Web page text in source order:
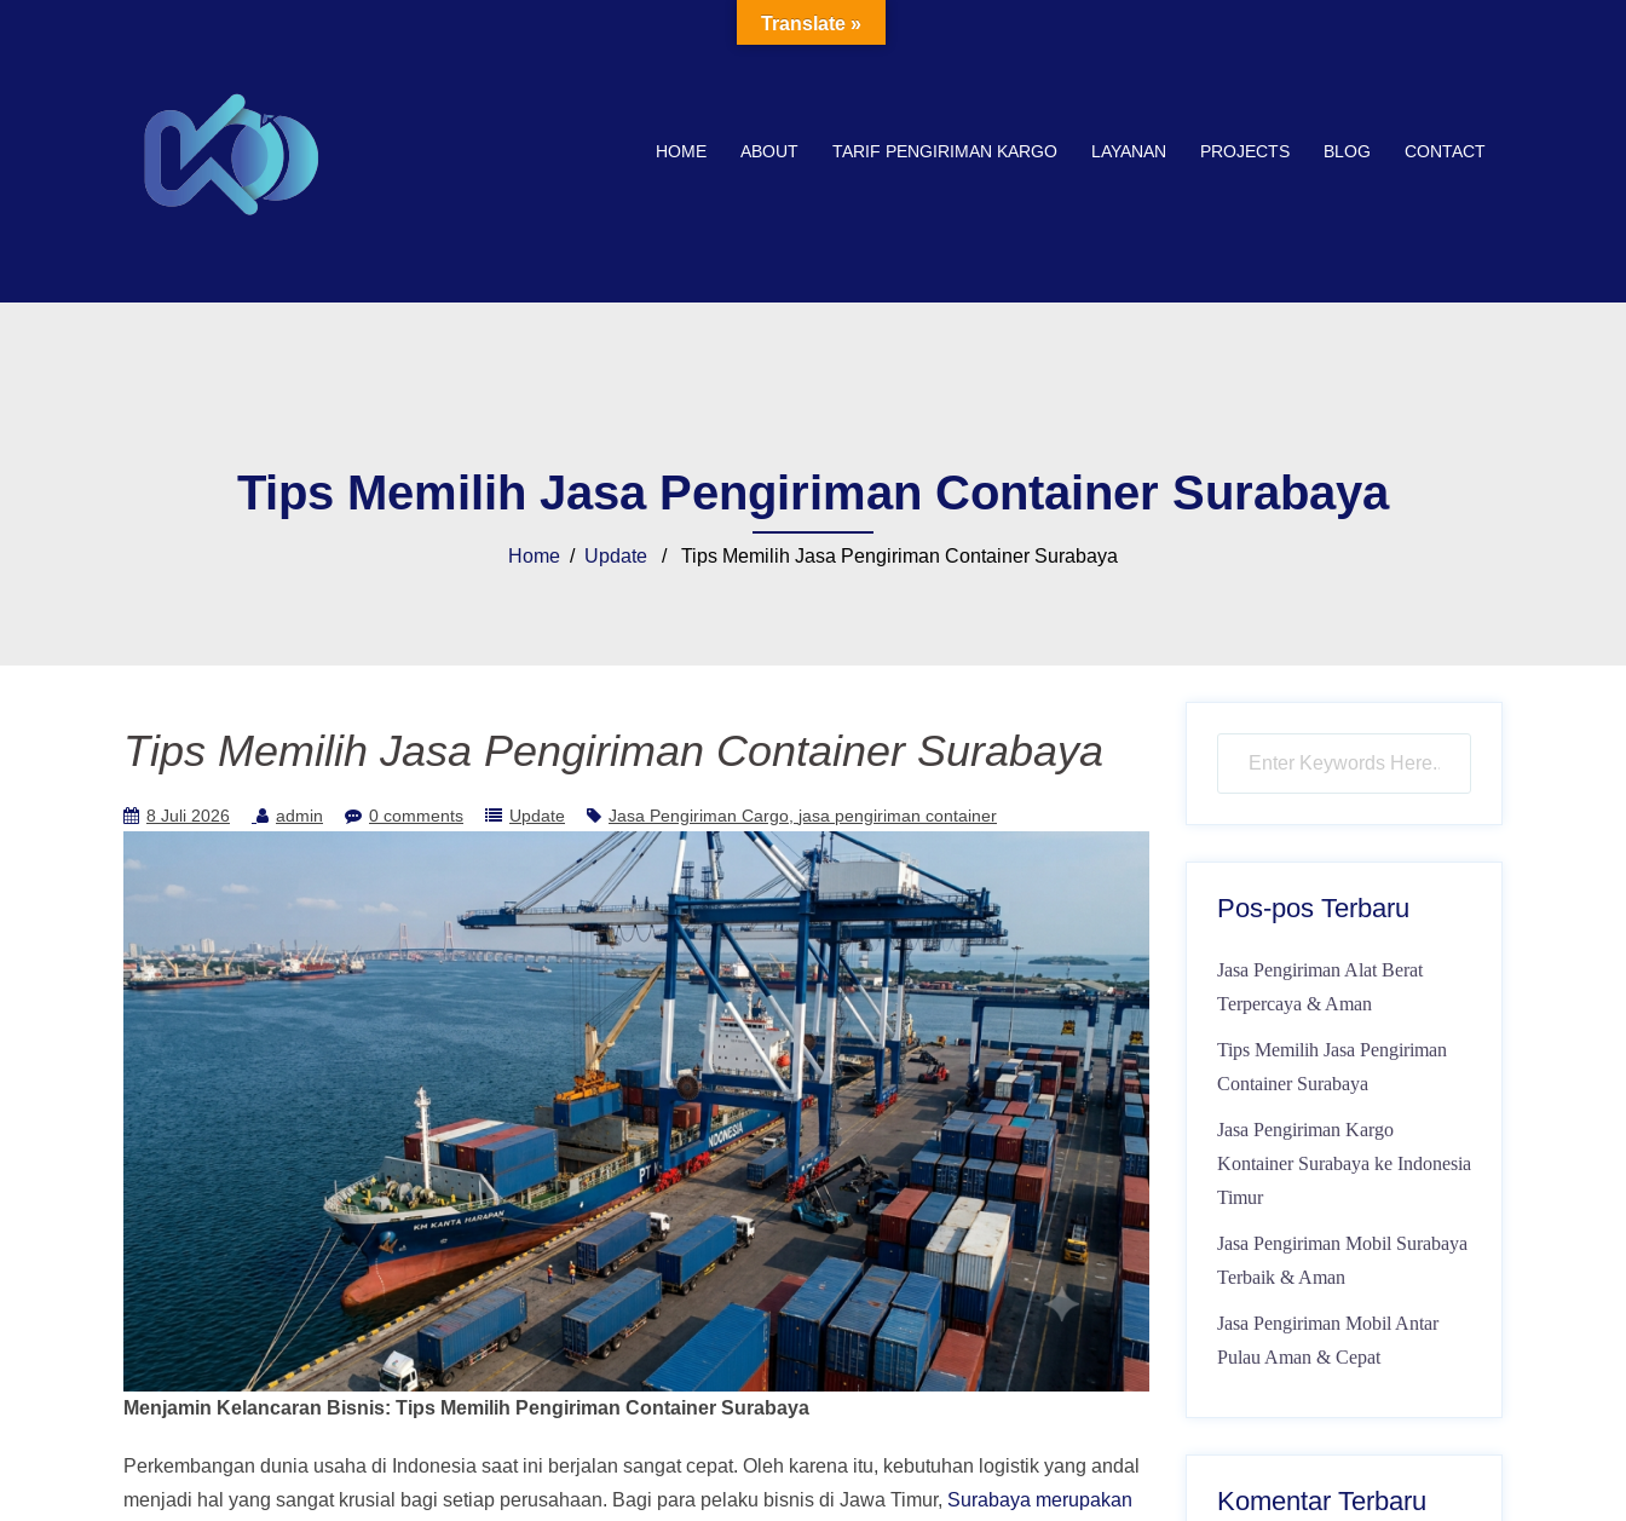
HOME ABOUT TARIF PENGIRIMAN KARGO LAYANAN PROJECTS BLOG CONTACT
Tips Memilih Jasa Pengiriman Container Surabaya
Home / Update / Tips Memilih Jasa Pengiriman Container Surabaya
Tips Memilih Jasa Pengiriman Container Surabaya
8 Juli 2026 admin 0 comments Update Jasa Pengiriman Cargo jasa pengiriman container
Menjamin Kelancaran Bisnis: Tips Memilih Pengiriman Container Surabaya
Perkembangan dunia usaha di Indonesia saat ini berjalan sangat cepat. Oleh karena itu, kebutuhan logistik yang andal
menjadi hal yang sangat krusial bagi setiap perusahaan. Bagi para pelaku bisnis di Jawa Timur, Surabaya merupakan
Pos-pos Terbaru
Jasa Pengiriman Alat Berat
Terpercaya & Aman
Tips Memilih Jasa Pengiriman
Container Surabaya
Jasa Pengiriman Kargo
Kontainer Surabaya ke Indonesia
Timur
Jasa Pengiriman Mobil Surabaya
Terbaik & Aman
Jasa Pengiriman Mobil Antar
Pulau Aman & Cepat
Komentar Terbaru
Translate »